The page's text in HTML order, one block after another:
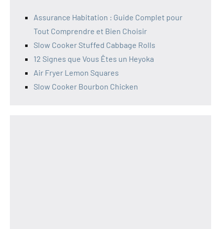
Assurance Habitation : Guide Complet pour
Tout Comprendre et Bien Choisir
Slow Cooker Stuffed Cabbage Rolls
12 Signes que Vous Êtes un Heyoka
Air Fryer Lemon Squares
Slow Cooker Bourbon Chicken